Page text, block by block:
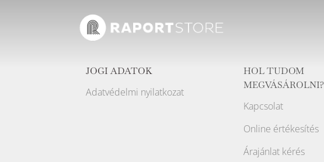
JOGI ADATOK
Adatvédelmi nyilatkozat
HOL TUDOM
MEGVÁSÁROLNI?
Kapcsolat
Online értékesítés
Árajánlat kérés